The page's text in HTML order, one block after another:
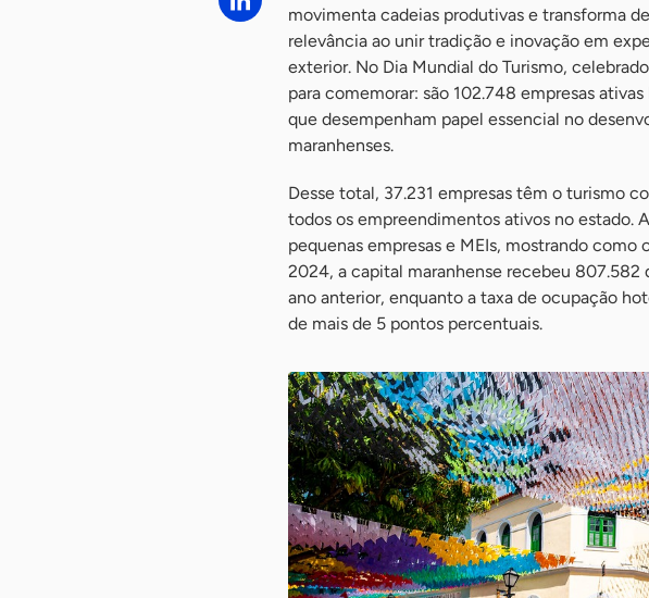
movimenta cadeias produtivas e transforma
relevância ao unir tradição e inovação em
exterior. No Dia Mundial do Turismo,
para comemorar: são 102.748 empresas
que desempenham papel essencial no
maranhenses.
Desse total, 37.231 empresas têm o turismo
todos os empreendimentos ativos no estado.
pequenas empresas e MEIs, mostrando
2024, a capital maranhense recebeu 807.582
ano anterior, enquanto a taxa de ocupação
de mais de 5 pontos percentuais.